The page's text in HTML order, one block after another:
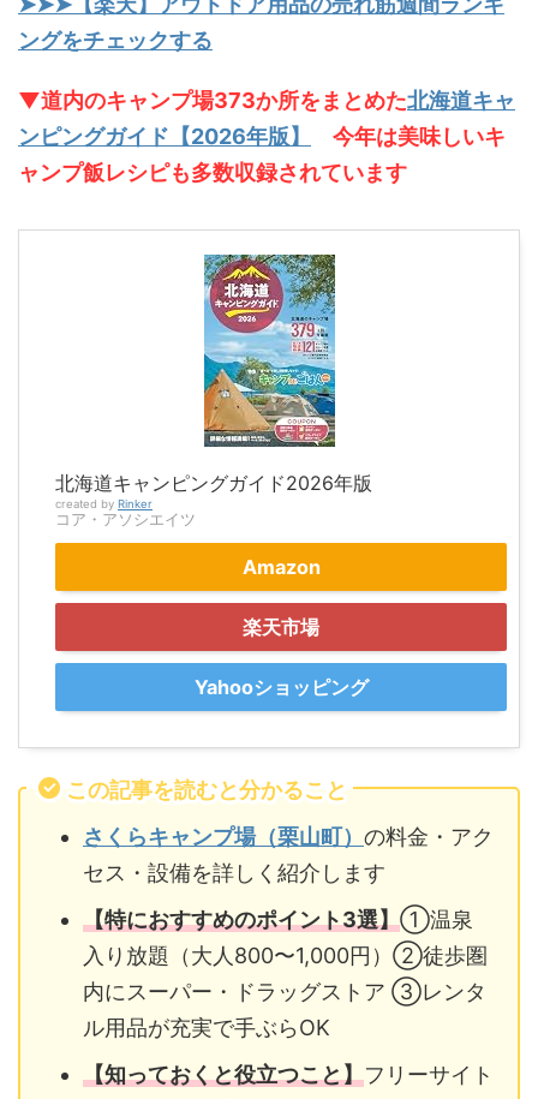
ングをチェックする
▼道内のキャンプ場373か所をまとめた北海道キャ
ンピングガイド【2026年版】
今年は美味しいキ
ャンプ飯レシピも多数収録されています
北海道キャンピングガイド2026年版
created by Rinker
コア・アソシエイツ
Amazon
楽天市場
Yahooショッピング
この記事を読むと分かること
さくらキャンプ場（栗山町） の料金・アク
セス・設備を詳しく紹介します
【特におすすめのポイント3選】①温泉
入り放題（大人800〜1,000円）②徒歩圏
内にスーパー・ドラッグストア ③レンタ
ル用品が充実で手ぶらOK
【知っておくと役立つこと】フリーサイト